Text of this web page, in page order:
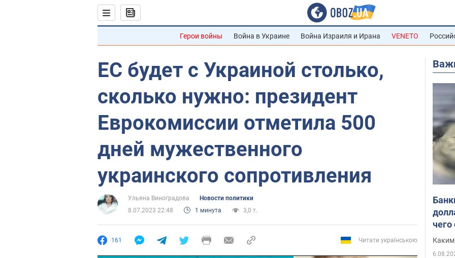
Герои войны Война в Украине Война Израиля и Ирана VENETO
ЕС будет с Украиной столько,
сколько нужно: президент
Еврокомиссии отметила 500
дней мужественного
украинского сопротивления
Ульяна Виноградова
Новости политики
8.07.2023 22:48
1 минута 3,0 т.
161 Читати українською Каким